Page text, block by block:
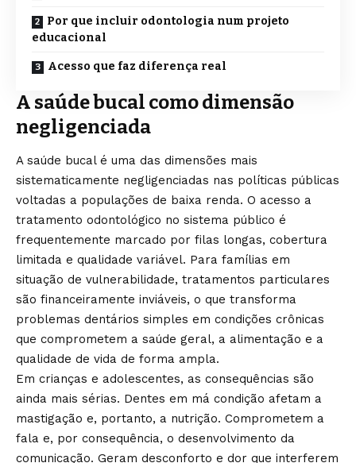
Por que incluir odontologia num projeto
educacional
Acesso que faz diferença real
A saúde bucal como dimensão
negligenciada
A saúde bucal é uma das dimensões mais
sistematicamente negligenciadas nas políticas públicas
voltadas a populações de baixa renda. O acesso a
tratamento odontológico no sistema público é
frequentemente marcado por filas longas, cobertura
limitada e qualidade variável. Para famílias em
situação de vulnerabilidade, tratamentos particulares
são financeiramente inviáveis, o que transforma
problemas dentários simples em condições crônicas
que comprometem a saúde geral, a alimentação e a
qualidade de vida de forma ampla.
Em crianças e adolescentes, as consequências são
ainda mais sérias. Dentes em má condição afetam a
mastigação e, portanto, a nutrição. Comprometem a
fala e, por consequência, o desenvolvimento da
comunicação. Geram desconforto e dor que interferem